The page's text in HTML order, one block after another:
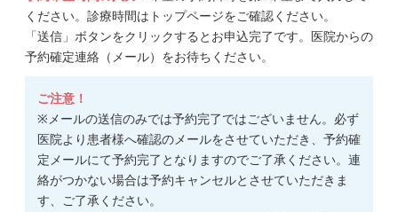
ください。診療時間はトップページをご確認ください。
「送信」ボタンをクリックするとお申込完了です。医院からの
予約確定連絡（メール）をお待ちください。
ご注意！
※メールの送信のみでは予約完了ではございません。必ず
医院より患者様へ確認のメールをさせていただき、予約確
定メールにて予約完了となりますのでご了承ください。連
絡がつかない場合は予約キャンセルとさせていただきま
す、ご了承ください。